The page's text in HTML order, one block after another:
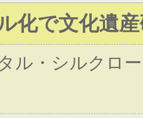
化で文化遺
ル・シルクロ